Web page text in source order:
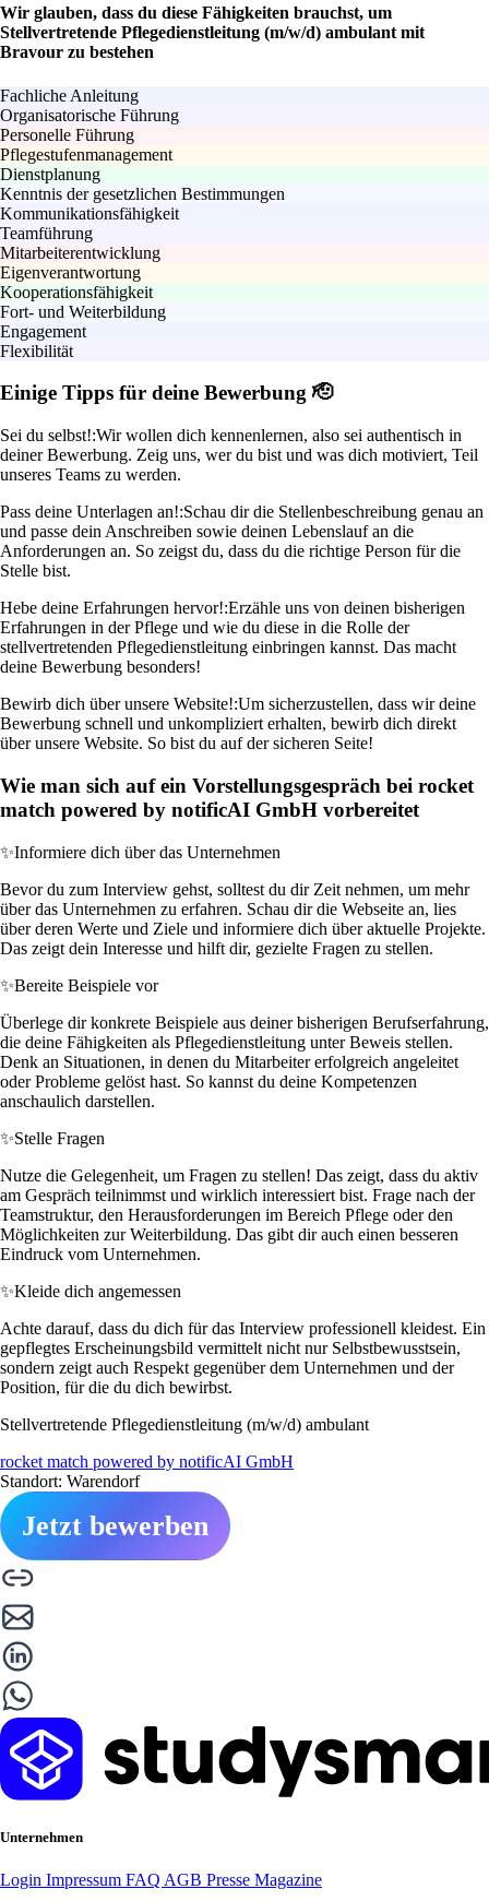
Wir glauben, dass du diese Fähigkeiten brauchst, um
Stellvertretende Pflegedienstleitung (m/w/d) ambulant mit
Bravour zu bestehen
Fachliche Anleitung
Organisatorische Führung
Personelle Führung
Pflegestufenmanagement
Dienstplanung
Kenntnis der gesetzlichen Bestimmungen
Kommunikationsfähigkeit
Teamführung
Mitarbeiterentwicklung
Eigenverantwortung
Kooperationsfähigkeit
Fort- und Weiterbildung
Engagement
Flexibilität
Einige Tipps für deine Bewerbung 🫡
Sei du selbst!:Wir wollen dich kennenlernen, also sei authentisch in
deiner Bewerbung. Zeig uns, wer du bist und was dich motiviert, Teil
unseres Teams zu werden.
Pass deine Unterlagen an!:Schau dir die Stellenbeschreibung genau an
und passe dein Anschreiben sowie deinen Lebenslauf an die
Anforderungen an. So zeigst du, dass du die richtige Person für die
Stelle bist.
Hebe deine Erfahrungen hervor!:Erzähle uns von deinen bisherigen
Erfahrungen in der Pflege und wie du diese in die Rolle der
stellvertretenden Pflegedienstleitung einbringen kannst. Das macht
deine Bewerbung besonders!
Bewirb dich über unsere Website!:Um sicherzustellen, dass wir deine
Bewerbung schnell und unkompliziert erhalten, bewirb dich direkt
über unsere Website. So bist du auf der sicheren Seite!
Wie man sich auf ein Vorstellungsgespräch bei rocket
match powered by notificAI GmbH vorbereitet
✨Informiere dich über das Unternehmen
Bevor du zum Interview gehst, solltest du dir Zeit nehmen, um mehr
über das Unternehmen zu erfahren. Schau dir die Webseite an, lies
über deren Werte und Ziele und informiere dich über aktuelle Projekte.
Das zeigt dein Interesse und hilft dir, gezielte Fragen zu stellen.
✨Bereite Beispiele vor
Überlege dir konkrete Beispiele aus deiner bisherigen Berufserfahrung,
die deine Fähigkeiten als Pflegedienstleitung unter Beweis stellen.
Denk an Situationen, in denen du Mitarbeiter erfolgreich angeleitet
oder Probleme gelöst hast. So kannst du deine Kompetenzen
anschaulich darstellen.
✨Stelle Fragen
Nutze die Gelegenheit, um Fragen zu stellen! Das zeigt, dass du aktiv
am Gespräch teilnimmst und wirklich interessiert bist. Frage nach der
Teamstruktur, den Herausforderungen im Bereich Pflege oder den
Möglichkeiten zur Weiterbildung. Das gibt dir auch einen besseren
Eindruck vom Unternehmen.
✨Kleide dich angemessen
Achte darauf, dass du dich für das Interview professionell kleidest. Ein
gepflegtes Erscheinungsbild vermittelt nicht nur Selbstbewusstsein,
sondern zeigt auch Respekt gegenüber dem Unternehmen und der
Position, für die du dich bewirbst.
Stellvertretende Pflegedienstleitung (m/w/d) ambulant
rocket match powered by notificAI GmbH
Standort: Warendorf
Jetzt bewerben
Unternehmen
Login Impressum FAQ AGB Presse Magazine